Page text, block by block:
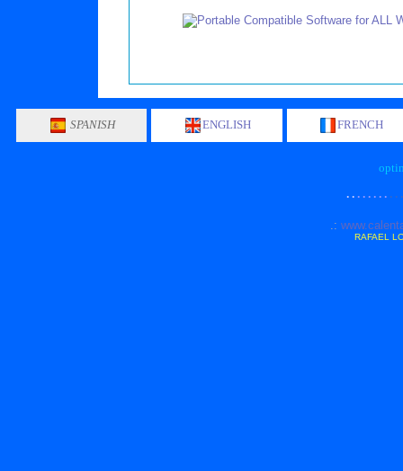
SPANISH ENGLISH FRENCH
· · · · · · · ·· ·
.:
RAFAEL